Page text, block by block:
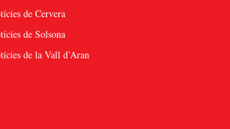
de Cervera
de Solsona
de la Vall d’Aran